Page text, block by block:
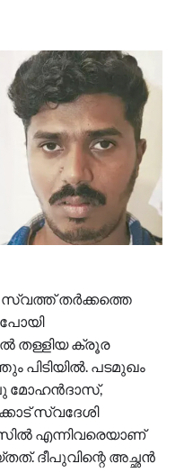
തര്‍ക്കത്തെ
തള്ളിയ ക്രൂര
പടമുഖം
മോഹന്‍ദാസ്,
സ്വദേശി
എന്നിവരെയാണ്
ദീപുവിന്റെ അച്ഛന്‍